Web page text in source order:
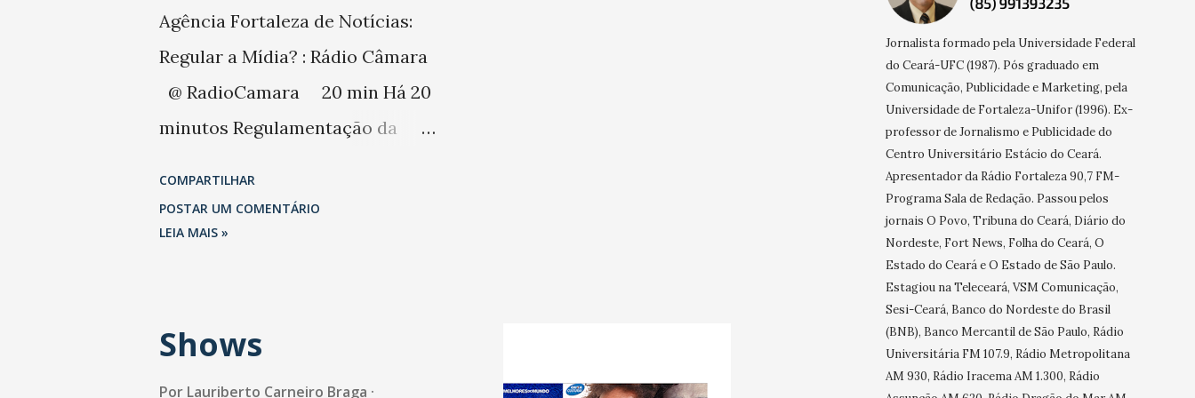
Agência Fortaleza de Notícias:
Regular a Mídia? : Rádio Câmara
minutos Regulamentação da
http:// goo.gl/vbIlTQ #
Democrati...
COMPARTILHAR
POSTAR UM COMENTÁRIO
LEIA MAIS »
Shows
Por Lauriberto Carneiro Braga
Jornalista formado pela Universidade Federal
do Ceará-UFC (1987). Pós graduado em
Comunicação, Publicidade e Marketing, pela
Universidade de Fortaleza-Unifor (1996). Ex-
professor de Jornalismo e Publicidade do
Centro Universitário Estácio do Ceará.
Apresentador da Rádio Fortaleza 90,7 FM-
Programa Sala de Redação. Passou pelos
jornais O Povo, Tribuna do Ceará, Diário do
Nordeste, Fort News, Folha do Ceará, O
Estado do Ceará e O Estado de São Paulo.
Estagiou na Teleceará, VSM Comunicação,
Sesi-Ceará, Banco do Nordeste do Brasil
(BNB), Banco Mercantil de São Paulo, Rádio
Universitária FM 107.9, Rádio Metropolitana
AM 930, Rádio Iracema AM 1.300, Rádio